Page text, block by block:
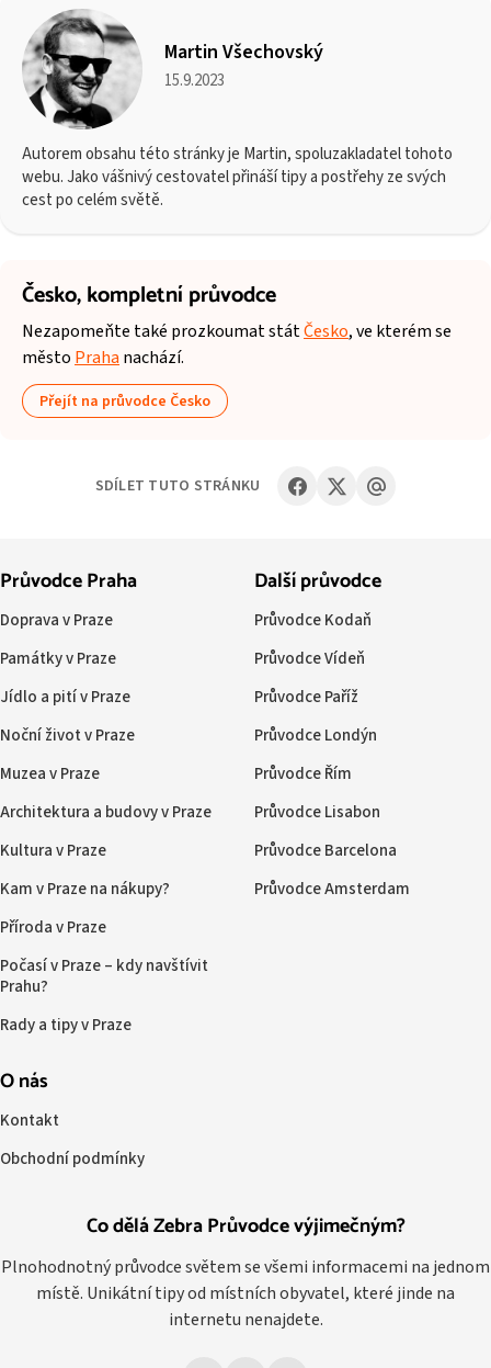
Martin Všechovský
15.9.2023
Autorem obsahu této stránky je Martin, spoluzakladatel tohoto
webu. Jako vášnivý cestovatel přináší tipy a postřehy ze svých
cest po celém světě.
Česko,kompletní průvodce
Nezapomeňte také prozkoumat státČesko, ve kterém se
město Praha nachází.
Přejít na průvodce Česko
SDÍLET TUTO STRÁNKU
Co dělá Zebra Průvodce výjimečným?
Plnohodnotný průvodce světem se všemi informacemi na jednom
místě. Unikátní tipy od místních obyvatel, které jinde na
internetu nenajdete.
Průvodce Praha
Doprava v Praze
Památky v Praze
Jídlo a pití v Praze
Noční život v Praze
Muzea v Praze
Architektura a budovy v Praze
Kultura v Praze
Kam v Praze na nákupy?
Příroda v Praze
Počasí v Praze – kdy navštívit
Prahu?
Rady a tipy v Praze
Další průvodce
Průvodce Kodaň
Průvodce Vídeň
Průvodce Paříž
Průvodce Londýn
Průvodce Řím
Průvodce Lisabon
Průvodce Barcelona
Průvodce Amsterdam
O nás
Kontakt
Obchodní podmínky